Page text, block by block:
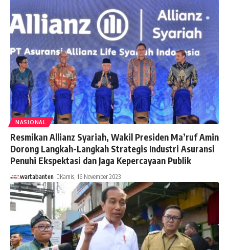
NASIONAL
Resmikan Allianz Syariah, Wakil Presiden Ma’ruf Amin
Dorong Langkah-Langkah Strategis Industri Asuransi
Penuhi Ekspektasi dan Jaga Kepercayaan Publik
wartabanten Kamis, 16 November 2023